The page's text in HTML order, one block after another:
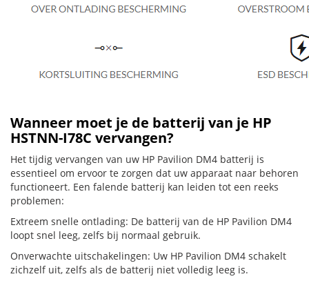
Wanneer moet je de batterij van je HP
HSTNN-I78C vervangen?
Het tijdig vervangen van uw HP Pavilion DM4 batterij is
essentieel om ervoor te zorgen dat uw apparaat naar behoren
functioneert. Een falende batterij kan leiden tot een reeks
problemen:
Extreem snelle ontlading: De batterij van de HP Pavilion DM4
loopt snel leeg, zelfs bij normaal gebruik.
Onverwachte uitschakelingen: Uw HP Pavilion DM4 schakelt
zichzelf uit, zelfs als de batterij niet volledig leeg is.